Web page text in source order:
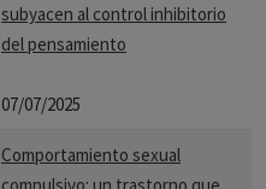
subyacen al control inhibitorio
del pensamiento
07/07/2025
Comportamiento sexual